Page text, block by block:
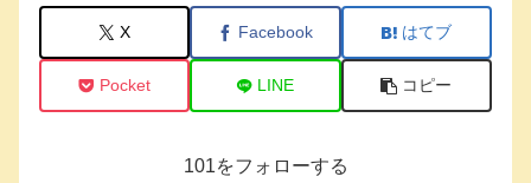
X Facebook はてブ
Pocket LINE コピー
101をフォローする